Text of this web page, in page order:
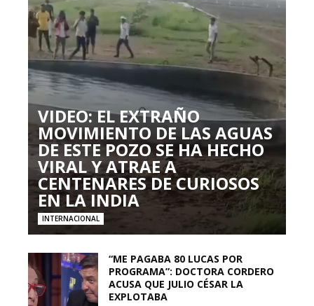
VIDEO: EL EXTRAÑO
MOVIMIENTO DE LAS AGUAS
DE ESTE POZO SE HA HECHO
VIRAL Y ATRAE A
CENTENARES DE CURIOSOS
EN LA INDIA
INTERNACIONAL
“ME PAGABA 80 LUCAS POR
PROGRAMA”: DOCTORA CORDERO
ACUSA QUE JULIO CÉSAR LA
EXPLOTABA